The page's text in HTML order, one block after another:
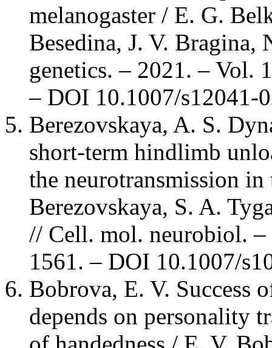
melanogaster / E. G.
Besedina, J. V. Bragina,
genetics. – 2021. – Vol.
– DOI 10.1007/s12041-
Berezovskaya, A. S.
short-term hindlimb
the neurotransmission
Berezovskaya, S. A.
// Cell. mol. neurobiol. –
1561. – DOI 10.1007/
Bobrova, E. V. Success
depends on personality